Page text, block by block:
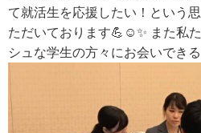
て就活生を応援したい！という
ただいております💪☺️✨ また私
シュな学生の方々にお会いでき